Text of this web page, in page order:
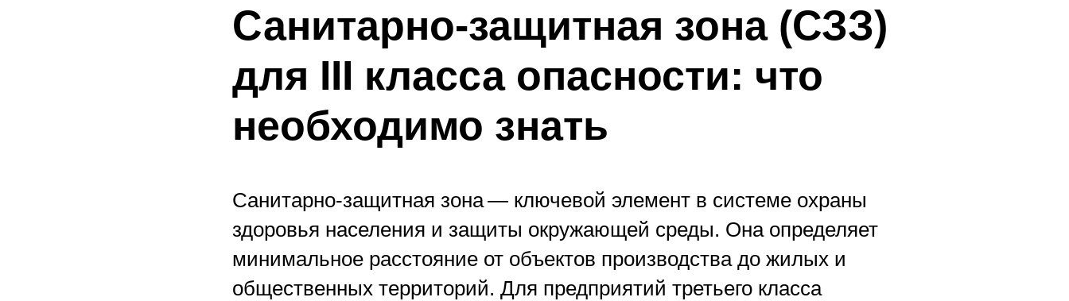
Санитарно-защитная зона (СЗЗ)
для III класса опасности: что
необходимо знать
Санитарно-защитная зона — ключевой элемент в системе охраны
здоровья населения и защиты окружающей среды. Она определяет
минимальное расстояние от объектов производства до жилых и
общественных территорий. Для предприятий третьего класса